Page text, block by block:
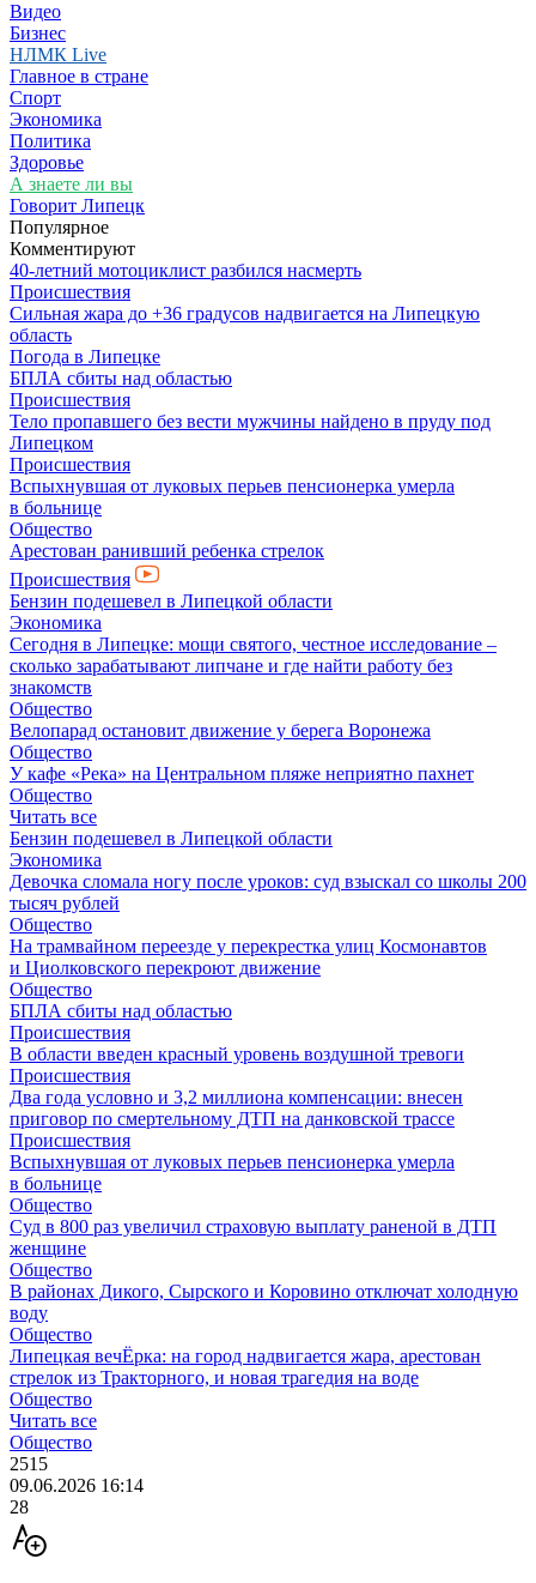
Видео
Бизнес
НЛМК Live
Главное в стране
Спорт
Экономика
Политика
Здоровье
А знаете ли вы
Говорит Липецк
Популярное
Комментируют
40-летний мотоциклист разбился насмерть
Происшествия
Сильная жара до +36 градусов надвигается на Липецкую
область
Погода в Липецке
БПЛА сбиты над областью
Происшествия
Тело пропавшего без вести мужчины найдено в пруду под
Липецком
Происшествия
Вспыхнувшая от луковых перьев пенсионерка умерла
в больнице
Общество
Арестован ранивший ребенка стрелок
Происшествия
Бензин подешевел в Липецкой области
Экономика
Сегодня в Липецке: мощи святого, честное исследование –
сколько зарабатывают липчане и где найти работу без
знакомств
Общество
Велопарад остановит движение у берега Воронежа
Общество
У кафе «Река» на Центральном пляже неприятно пахнет
Общество
Читать все
Бензин подешевел в Липецкой области
Экономика
Девочка сломала ногу после уроков: суд взыскал со школы 200
тысяч рублей
Общество
На трамвайном переезде у перекрестка улиц Космонавтов
и Циолковского перекроют движение
Общество
БПЛА сбиты над областью
Происшествия
В области введен красный уровень воздушной тревоги
Происшествия
Два года условно и 3,2 миллиона компенсации: внесен
приговор по смертельному ДТП на данковской трассе
Происшествия
Вспыхнувшая от луковых перьев пенсионерка умерла
в больнице
Общество
Суд в 800 раз увеличил страховую выплату раненой в ДТП
женщине
Общество
В районах Дикого, Сырского и Коровино отключат холодную
воду
Общество
Липецкая вечЁрка: на город надвигается жара, арестован
стрелок из Тракторного, и новая трагедия на воде
Общество
Читать все
Общество
2515
09.06.2026 16:14
28